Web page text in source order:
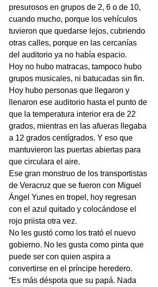
presurosos en grupos de 2, 6 o de 10,
cuando mucho, porque los vehículos
tuvieron que quedarse lejos, cubriendo
otras calles, porque en las cercanías
del auditorio ya no había espacio.
Hoy no hubo matracas, tampoco hubo
grupos musicales, ni batucadas sin fin.
Hoy hubo personas que llegaron y
llenaron ese auditorio hasta el punto de
que la temperatura interior era de 22
grados, mientras en las afueras llegaba
a 12 grados centígrados. Y eso que
mantuvieron las puertas abiertas para
que circulara el aire.
Ese gran monstruo de los transportistas
de Veracruz que se fueron con Miguel
Ángel Yunes en tropel, hoy regresan
con el azul quitado y colocándose el
rojo priista otra vez.
No les gustó como los trató el nuevo
gobierno. No les gusta como pinta que
puede ser con quien aspira a
convertirse en el príncipe heredero.
“Es más déspota que su papá. Nada